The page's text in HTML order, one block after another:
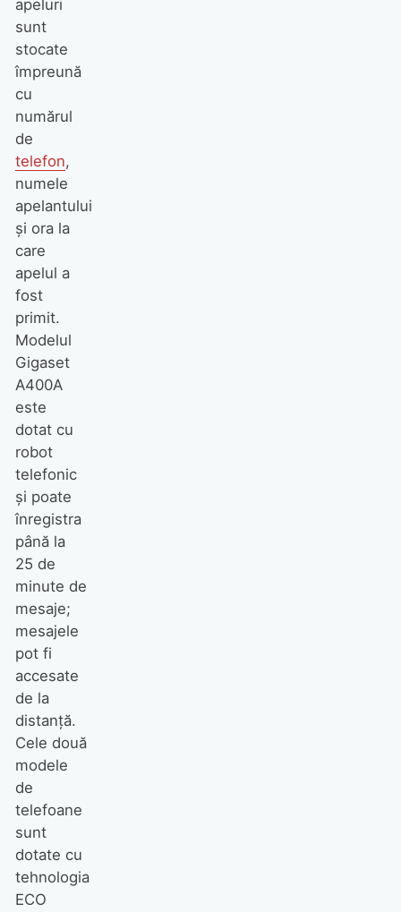
apeluri
sunt
stocate
împreună
cu
numărul
de
telefon,
numele
apelantului
şi ora la
care
apelul a
fost
primit.
Modelul
Gigaset
A400A
este
dotat cu
robot
telefonic
şi poate
înregistra
până la
25 de
minute de
mesaje;
mesajele
pot fi
accesate
de la
distanţă.
Cele două
modele
de
telefoane
sunt
dotate cu
tehnologia
ECO